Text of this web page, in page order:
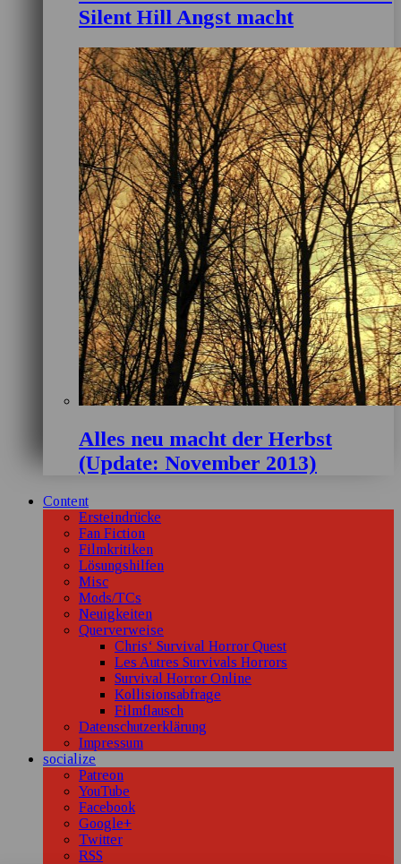
Silent Hill Angst macht
Alles neu macht der Herbst
(Update: November 2013)
Content
Ersteindrücke
Fan Fiction
Filmkritiken
Lösungshilfen
Misc
Mods/TCs
Neuigkeiten
Querverweise
Chris‘ Survival Horror Quest
Les Autres Survivals Horrors
Survival Horror Online
Kollisionsabfrage
Filmflausch
Datenschutzerklärung
Impressum
socialize
Patreon
YouTube
Facebook
Google+
Twitter
RSS